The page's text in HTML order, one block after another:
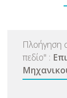
Πλοήγηση
πεδίο" :